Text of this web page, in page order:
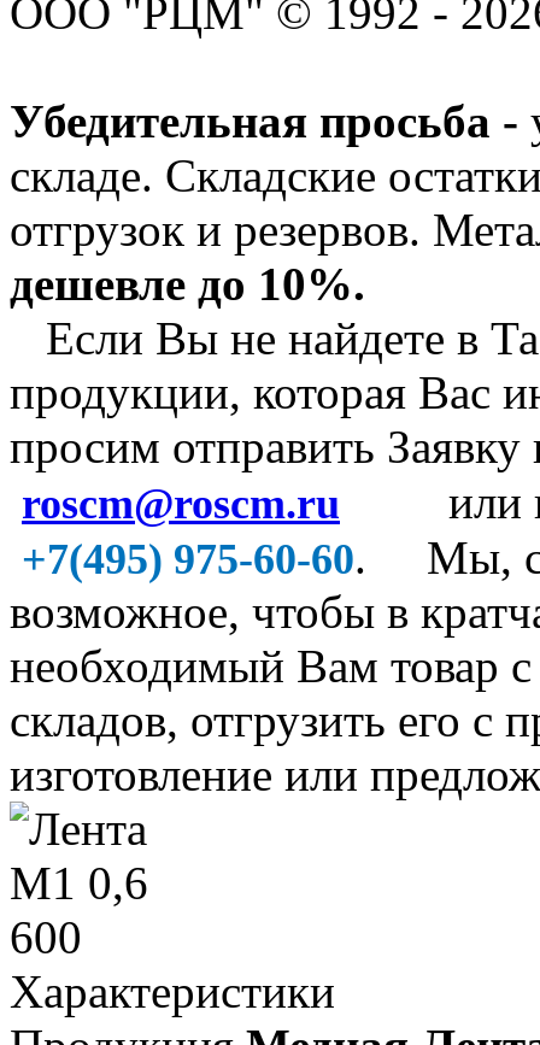
ООО "РЦМ" © 1992 -
Убедительная просьба -
складе. Складские
отгрузок и резервов.
дешевле до 10%.
Если Вы не найдете в
продукции, которая Вас
просим отправить
roscm@roscm.ru или
+7(495) 975-60-60. Мы, со
возможное, чтобы в
необходимый Вам товар
складов, отгрузить его с
изготовление или
Характеристики